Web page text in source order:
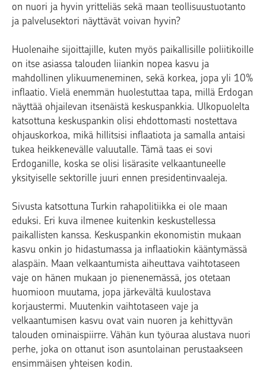
on nuori ja hyvin yritteliäs sekä maan teollisuustuotanto
ja palvelusektori näyttävät voivan hyvin?
Huolenaihe sijoittajille, kuten myös paikallisille poliitikoille
on itse asiassa talouden liiankin nopea kasvu ja
mahdollinen ylikuumeneminen, sekä korkea, jopa yli 10%
inflaatio. Vielä enemmän huolestuttaa tapa, millä Erdogan
näyttää ohjailevan itsenäistä keskuspankkia. Ulkopuolelta
katsottuna keskuspankin olisi ehdottomasti nostettava
ohjauskorkoa, mikä hillitsisi inflaatiota ja samalla antaisi
tukea heikkenevälle valuutalle. Tämä taas ei sovi
Erdoganille, koska se olisi lisärasite velkaantuneelle
yksityiselle sektorille juuri ennen presidentinvaaleja.
Sivusta katsottuna Turkin rahapolitiikka ei ole maan
eduksi. Eri kuva ilmenee kuitenkin keskustellessa
paikallisten kanssa. Keskuspankin ekonomistin mukaan
kasvu onkin jo hidastumassa ja inflaatiokin kääntymässä
alaspäin. Maan velkaantumista aiheuttava vaihtotaseen
vaje on hänen mukaan jo pienenemässä, jos otetaan
huomioon muutama, jopa järkevältä kuulostava
korjaustermi. Muutenkin vaihtotaseen vaje ja
velkaantumisen kasvu ovat vain nuoren ja kehittyvän
talouden ominaispiirre. Vähän kun työuraa alustava nuori
perhe, joka on ottanut ison asuntolainan perustaakseen
ensimmäisen yhteisen kodin.